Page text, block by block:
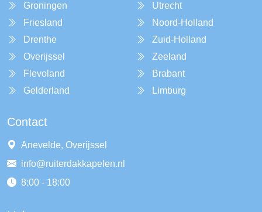
Groningen
Friesland
Drenthe
Overijssel
Flevoland
Gelderland
Utrecht
Noord-Holland
Zuid-Holland
Zeeland
Brabant
Limburg
Contact
Anevelde, Overijssel
info@ruiterdakkapelen.nl
8:00 - 18:00